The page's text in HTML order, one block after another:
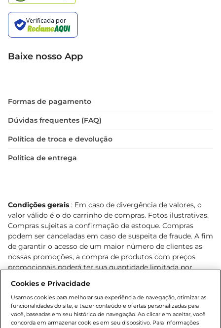
Baixe nosso App
Formas de pagamento
Dúvidas frequentes (FAQ)
Política de troca e devolução
Política de entrega
Condições gerais : Em caso de divergência de valores, o
valor válido é o do carrinho de compras. Fotos ilustrativas.
Compras sujeitas a confirmação de estoque. Compras
podem ser canceladas em caso de suspeita de fraude. A fim
de garantir o acesso de um maior número de clientes as
nossas promoções, a compra de produtos com preços
promocionais poderá ter sua quantidade limitada por
o e-commerce e válidos durante o dia de hoje, podendo
sofrer alterações sem prévia notificação. Proibida a venda
de bebidas alcoólicas para menores de 18 anos, conforme
Lei n.º 8069/90, art. 81, inciso II (Estatuto da Criança e do
Cookies e Privacidade
Usamos cookies para melhorar sua experiência de navegação, otimizar as
funcionalidades do site, e trazer conteúdo e ofertas personalizadas para
você, baseadas em seu histórico de navegação. Ao clicar em aceitar, você
concorda em armazenar cookies em seu dispositivo. Para informações